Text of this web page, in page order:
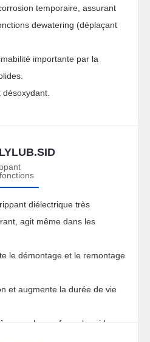
temporaire, assurant
dewatering (déplaçant
importante par la
diélectrique très
agit même dans les
le démontage et le remontage
et augmente la durée de vie
sur les surfaces humides.